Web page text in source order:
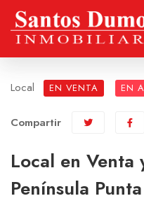
Local EN VENTA EN
Compartir
Local en
Península